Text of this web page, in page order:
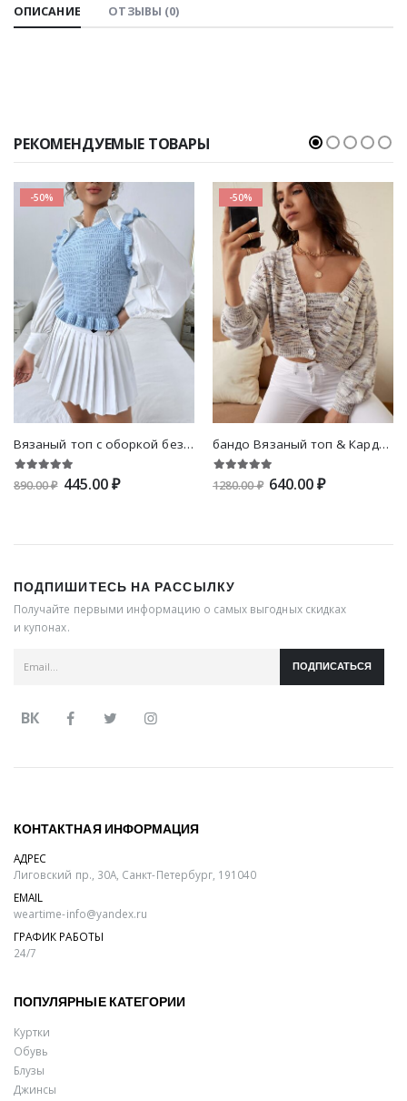
ОПИСАНИЕ ОТЗЫВЫ (0)
РЕКОМЕНДУЕМЫЕ ТОВАРЫ
-50%
Вязаный топ с оборкой без блузки
890.00 ₽ 445.00 ₽
-50%
бандо Вязаный топ & Кардиган
1280.00 ₽ 640.00 ₽
ПОДПИШИТЕСЬ НА РАССЫЛКУ
Получайте первыми информацию о самых выгодных скидках
и купонах.
ПОДПИСАТЬСЯ
ВК
КОНТАКТНАЯ ИНФОРМАЦИЯ
АДРЕС
Лиговский пр., 30А, Санкт-Петербург, 191040
EMAIL
weartime-info@yandex.ru
ГРАФИК РАБОТЫ
24/7
ПОПУЛЯРНЫЕ КАТЕГОРИИ
Куртки
Обувь
Блузы
Джинсы